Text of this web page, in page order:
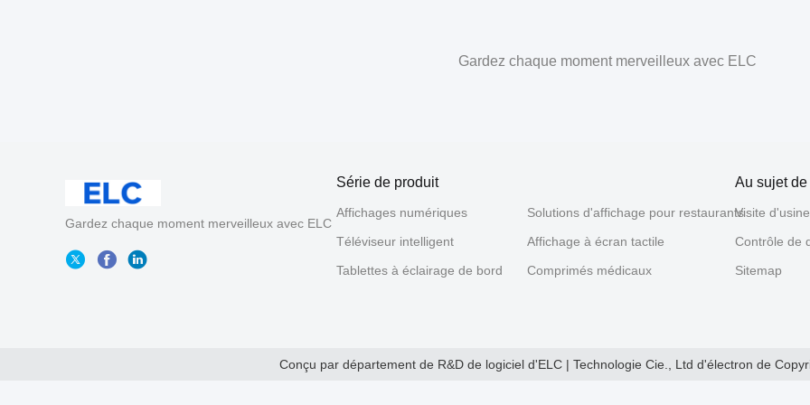
Gardez chaque moment merveilleux avec ELC
Gardez chaque moment merveilleux avec ELC
Série de produit
Affichages numériques
Solutions d'affichage pour restaurants
Téléviseur intelligent
Affichage à écran tactile
Tablettes à éclairage de bord
Comprimés médicaux
Au sujet
Visite d'usine
Contrôle de
Sitemap
Conçu par département de R&D de logiciel d'ELC | Technologie Cie., Ltd d'électron de